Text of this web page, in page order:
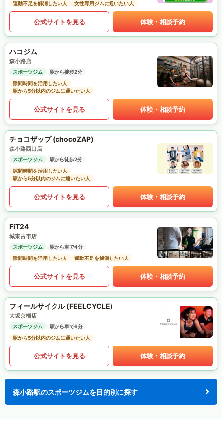
運動不足を解消したい人
女性専用ジムに通いたい人
公式サイトを見る 体験・相談予約
ハコジム
森小路店
スポーツジム
駅から徒歩2分
隙間時間を活用したい人
駅から5分以内のジムに通いたい人
公式サイトを見る 体験・相談予約
チョコザップ (chocoZAP)
森小路西口店
スポーツジム
駅から徒歩2分
隙間時間を活用したい人
駅から5分以内のジムに通いたい人
公式サイトを見る 体験・相談予約
FiT24
城東古市店
スポーツジム
駅から車で4分
隙間時間を活用したい人
運動不足を解消したい人
公式サイトを見る 体験・相談予約
フィールサイクル (FEELCYCLE)
大坂京橋店
スポーツジム
駅から車で6分
駅から5分以内のジムに通いたい人
公式サイトを見る 体験・相談予約
森小路駅のスポーツジムを目的別に探す